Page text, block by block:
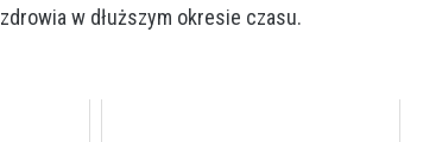
w dłuższym okresie czasu.